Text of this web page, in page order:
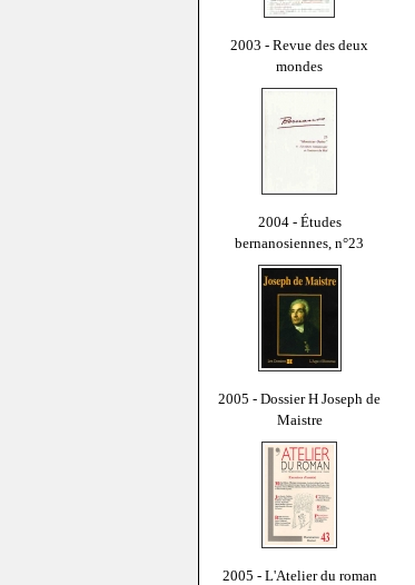
2003 - Revue des deux
mondes
2004 - Études
bernanosiennes, n°23
2005 - Dossier H Joseph de
Maistre
2005 - L'Atelier du roman